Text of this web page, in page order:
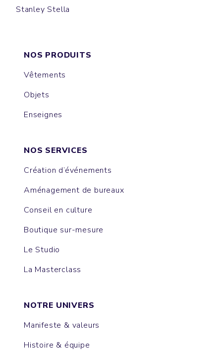
Stanley Stella
CREATOR
SPARKER
FREESTYLER
LOLA
LEON
PRESENTER
BLASTER
SUPER CREATOR
SUPER FREESTYLER
MUSER
COLLIDER
ISLA
NOVA
ASHER
BREEZER
EXPRESSER
RAYA
NOS PRODUITS
Vêtements
Objets
Enseignes
NOS SERVICES
Création d’événements
Aménagement de bureaux
Conseil en culture
Boutique sur-mesure
Le Studio
La Masterclass
NOTRE UNIVERS
Manifeste & valeurs
Histoire & équipe